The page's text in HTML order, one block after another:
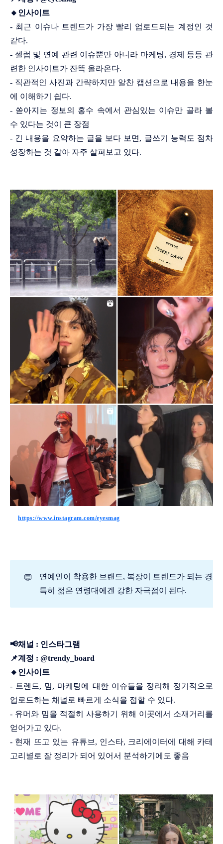
🔸인사이트
- 최근 이슈나 트렌드가 가장 빨리 업로드되는 계정인 것
같다.
- 셀럽 및 연예 관련 이슈뿐만 아니라 마케팅, 경제 등등 관
련한 인사이트가 잔뜩 올라온다.
- 직관적인 사진과 간략하지만 알찬 캡션으로 내용을 한눈
에 이해하기 쉽다.
- 쏟아지는 정보의 홍수 속에서 관심있는 이슈만 골라 볼
수 있다는 것이 큰 장점
- 긴 내용을 요약하는 글을 보다 보면, 글쓰기 능력도 점차
성장하는 것 같아 자주 살펴보고 있다.
https://www.instagram.com/eyesmag
💬
연예인이 착용한 브랜드, 복장이 트렌드가 되는 경우
특히 젊은 연령대에겐 강한 자극점이 된다.
📢채널 : 인스타그램
📌계정 : @trendy_board
🔸인사이트
- 트렌드, 밈, 마케팅에 대한 이슈들을 정리해 정기적으로
업로드하는 채널로 빠르게 소식을 접할 수 있다.
- 유머와 밈을 적절히 사용하기 위해 이곳에서 소재거리를
얻어가고 있다.
- 현재 뜨고 있는 유튜브, 인스타, 크리에이터에 대해 카테
고리별로 잘 정리가 되어 있어서 분석하기에도 좋음